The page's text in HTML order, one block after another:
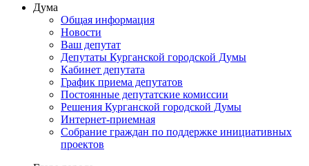
Дума
Общая информация
Новости
Ваш депутат
Депутаты Курганской городской Думы
Кабинет депутата
График приема депутатов
Постоянные депутатские комиссии
Решения Курганской городской Думы
Интернет-приемная
Собрание граждан по поддержке инициативных
проектов